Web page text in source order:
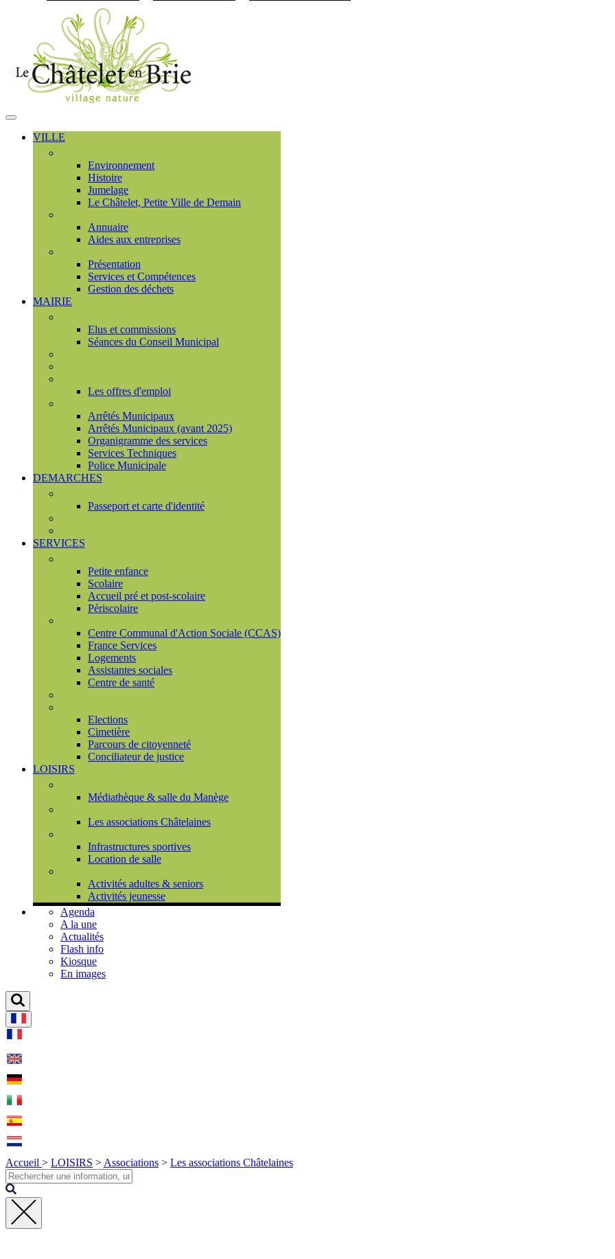
MENU
PRINCIPAL
VILLE
Environnement
Histoire
Jumelage
Le Châtelet, Petite Ville de Demain
Annuaire
Aides aux entreprises
Présentation
Services et Compétences
Gestion des déchets
MAIRIE
Elus et commissions
Séances du Conseil Municipal
Les offres d'emploi
Arrêtés Municipaux
Arrêtés Municipaux (avant 2025)
Organigramme des services
Services Techniques
Police Municipale
DEMARCHES
Passeport et carte d'identité
SERVICES
Petite enfance
Scolaire
Accueil pré et post-scolaire
Périscolaire
Centre Communal d'Action Sociale (CCAS)
France Services
Logements
Assistantes sociales
Centre de santé
Elections
Cimetière
Parcours de citoyenneté
Conciliateur de justice
LOISIRS
Médiathèque & salle du Manège
Les associations Châtelaines
Infrastructures sportives
Location de salle
Activités adultes & seniors
Activités jeunesse
Agenda
A la une
Actualités
Flash info
Kiosque
En images
Accueil > LOISIRS > Associations > Les associations Châtelaines
Fermer